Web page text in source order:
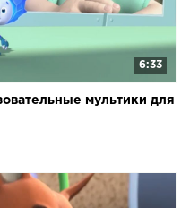
6:33
мультики для